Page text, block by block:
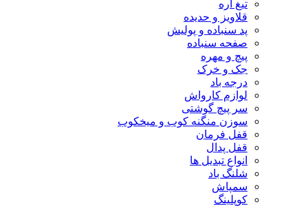
تیغ اره
قلاویز و حدیده
پد سنباده و پولیش
صفحه سنباده
پیچ و مهره
جک و خرک
درجه باد
لوازم کارواش
سر پیچ گوشتی
سوزن منگنه کوب و میخکوب
قفل فرمان
قفل پدال
انواع تبدیل ها
شلنگ باد
سمپاش
کوپلینگ